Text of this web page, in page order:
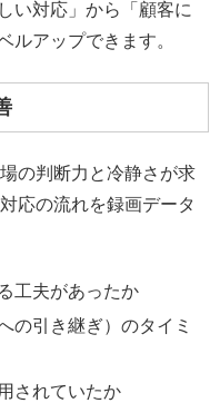
い対応」から「顧客に
ルアップできます。
の判断力と冷静さが求
応の流れを録画データ
工夫があったか
の引き継ぎ）のタイミ
されていたか